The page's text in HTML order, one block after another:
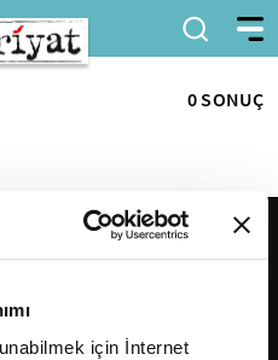
için İnternet
0 SONUÇ